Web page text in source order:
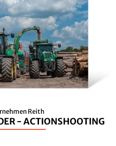
Reith
- ACTIONSHOOTING